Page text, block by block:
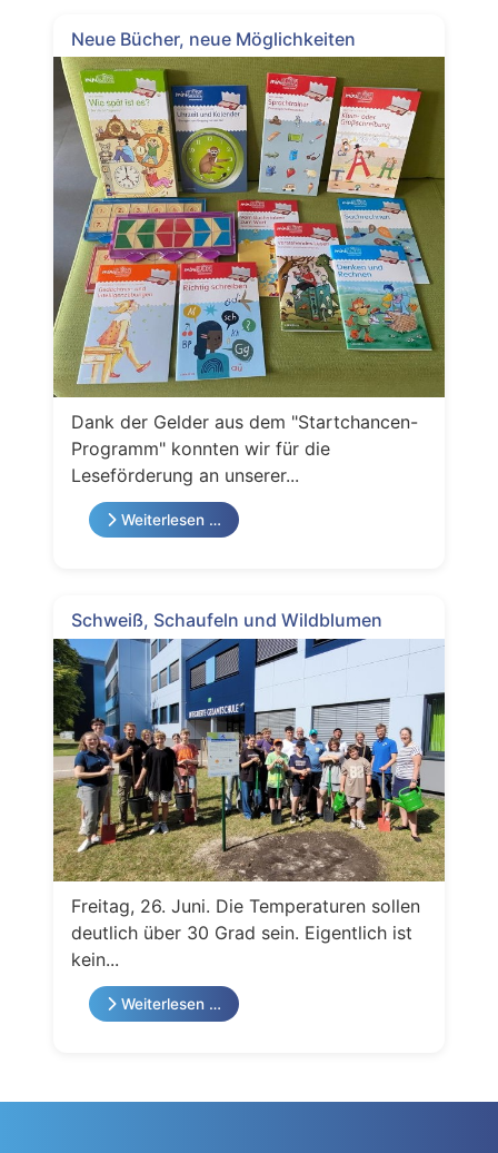
Neue Bücher, neue Möglichkeiten
Dank der Gelder aus dem "Startchancen-
Programm" konnten wir für die
Leseförderung an unserer...
Weiterlesen …
Schweiß, Schaufeln und Wildblumen
Freitag, 26. Juni. Die Temperaturen sollen
deutlich über 30 Grad sein. Eigentlich ist
kein...
Weiterlesen …